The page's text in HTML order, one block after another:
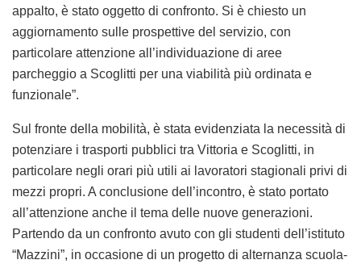
appalto, è stato oggetto di confronto. Si è chiesto un
aggiornamento sulle prospettive del servizio, con
particolare attenzione all’individuazione di aree
parcheggio a Scoglitti per una viabilità più ordinata e
funzionale”.
Sul fronte della mobilità, è stata evidenziata la necessità di
potenziare i trasporti pubblici tra Vittoria e Scoglitti, in
particolare negli orari più utili ai lavoratori stagionali privi di
mezzi propri. A conclusione dell’incontro, è stato portato
all’attenzione anche il tema delle nuove generazioni.
Partendo da un confronto avuto con gli studenti dell’istituto
“Mazzini”, in occasione di un progetto di alternanza scuola-